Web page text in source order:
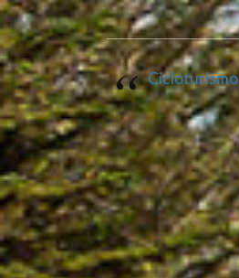
Cicloturismo